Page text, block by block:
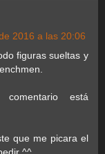
2016 a las 20:06
figuras sueltas y
está
que me picara el